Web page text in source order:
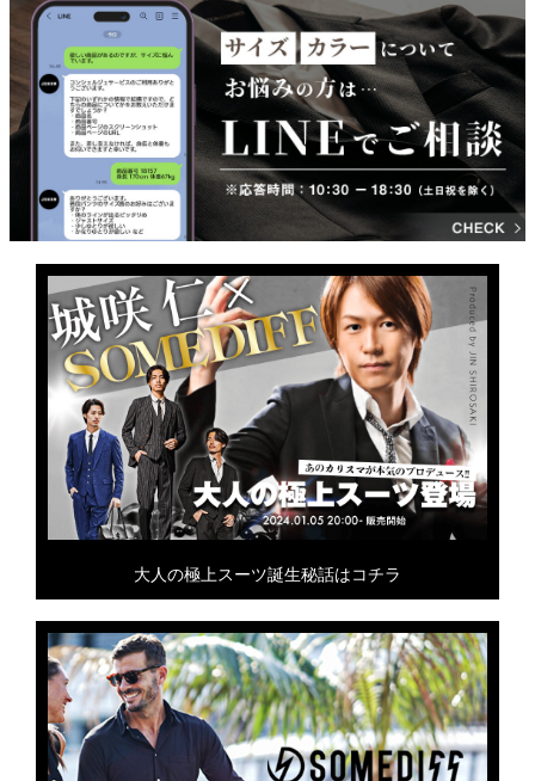
大人の極上スーツ誕生秘話はコチラ